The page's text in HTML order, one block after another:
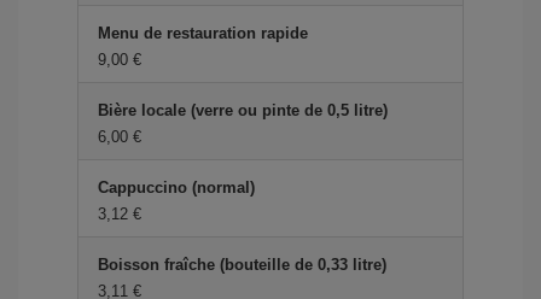
Menu de restauration rapide
9,00 €
Bière locale (verre ou pinte de 0,5 litre)
6,00 €
Cappuccino (normal)
3,12 €
Boisson fraîche (bouteille de 0,33 litre)
3,11 €